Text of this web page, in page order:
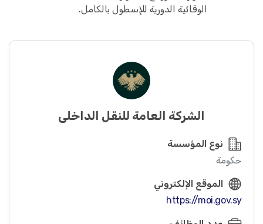
الوقائية الدورية للإسطول بالكامل.
الشركة العامة للنقل الداخلي
نوع المؤسسة
حكومة
الموقع الإلكتروني
https://moi.gov.sy